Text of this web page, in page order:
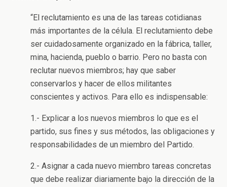
“El reclutamiento es una de las tareas cotidianas
más importantes de la célula. El reclutamiento debe
ser cuidadosamente organizado en la fábrica, taller,
mina, hacienda, pueblo o barrio. Pero no basta con
reclutar nuevos miembros; hay que saber
conservarlos y hacer de ellos militantes
conscientes y activos. Para ello es indispensable:
1.- Explicar a los nuevos miembros lo que es el
partido, sus fines y sus métodos, las obligaciones y
responsabilidades de un miembro del Partido.
2.- Asignar a cada nuevo miembro tareas concretas
que debe realizar diariamente bajo la dirección de la